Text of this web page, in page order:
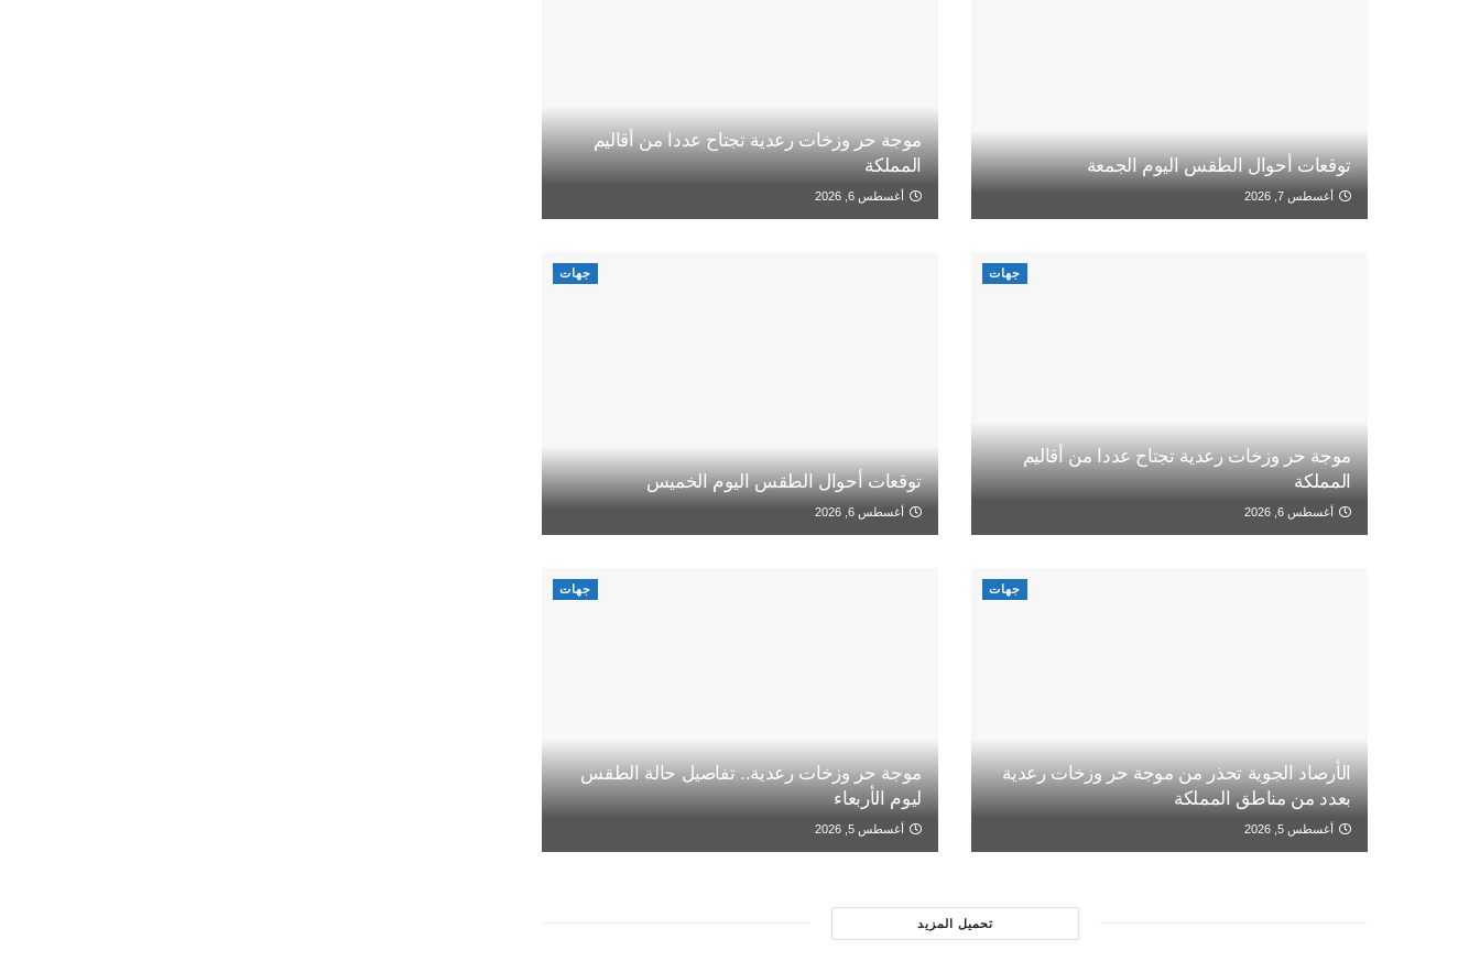
توقعات أحوال الطقس اليوم الجمعة
أغسطس 7, 2026
موجة حر وزخات رعدية تجتاح عددا من أقاليم
المملكة
أغسطس 6, 2026
جهات
موجة حر وزخات رعدية تجتاح عددا من أقاليم
المملكة
أغسطس 6, 2026
جهات
توقعات أحوال الطقس اليوم الخميس
أغسطس 6, 2026
جهات
الأرصاد الجوية تحذر من موجة حر وزخات رعدية
بعدد من مناطق المملكة
أغسطس 5, 2026
جهات
موجة حر وزخات رعدية.. تفاصيل حالة الطقس
ليوم الأربعاء
أغسطس 5, 2026
تحميل المزيد